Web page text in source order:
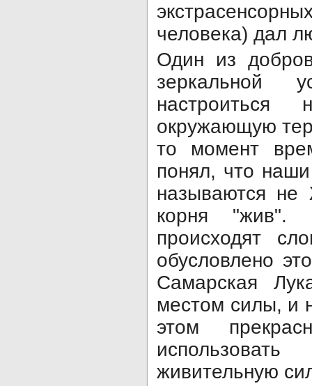
человека) дал
Один из
зеркальной
окружающую
то момент
понял, что
называются
корня "жив".
происходят
обусловлено
Самарская
местом силы, и
этом
живительную